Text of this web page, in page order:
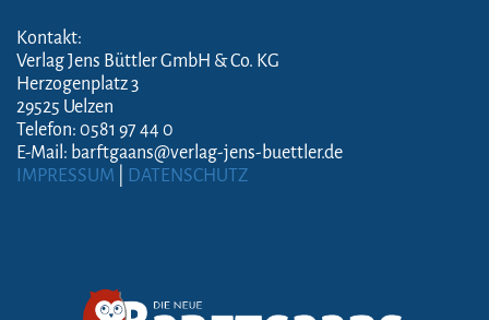
Kontakt:
Verlag Jens Büttler GmbH & Co. KG
Herzogenplatz 3
29525 Uelzen
Telefon: 0581 97 44 0
E-Mail: barftgaans@verlag-jens-buettler.de
IMPRESSUM
DATENSCHUTZ